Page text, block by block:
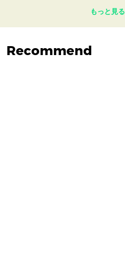
もっと見る
Recommend